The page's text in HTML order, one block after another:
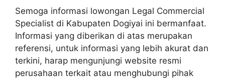
Semoga informasi lowongan Legal Commercial
Specialist di Kabupaten Dogiyai ini bermanfaat.
Informasi yang diberikan di atas merupakan
referensi, untuk informasi yang lebih akurat dan
terkini, harap mengunjungi website resmi
perusahaan terkait atau menghubungi pihak